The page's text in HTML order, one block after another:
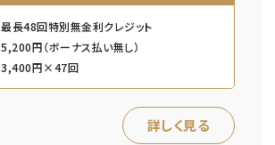
最長48回特別無金利クレジット
5,200円（ボーナス払い無し）
3,400円×47回
詳しく見る